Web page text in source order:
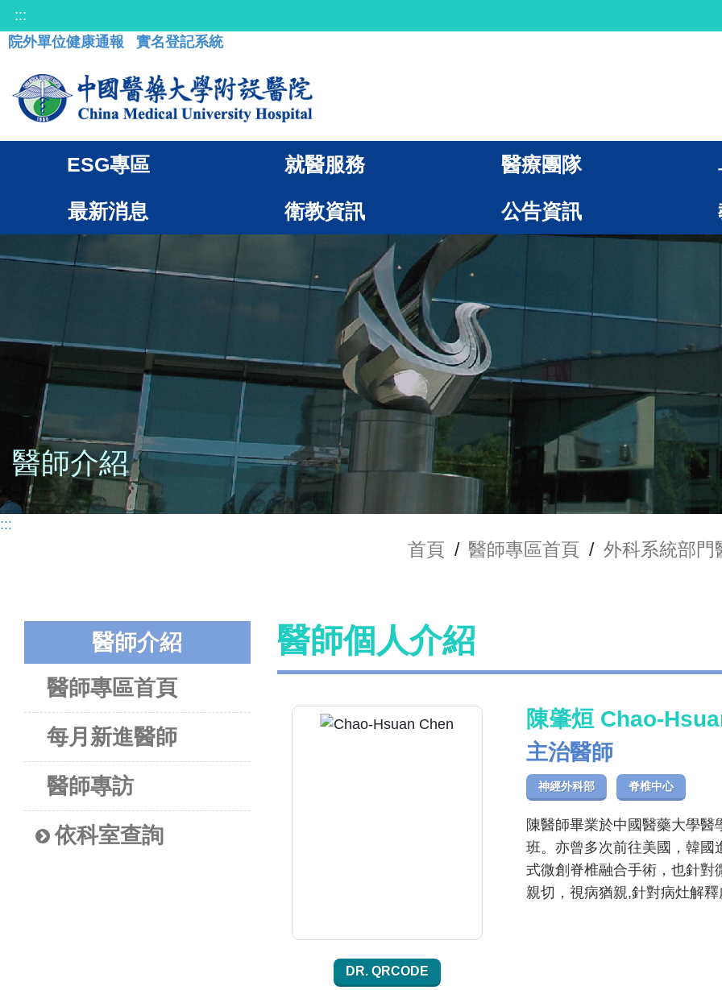
:::
院外單位健康通報
實名登記系統
ESG專區 就醫服務 醫療團隊
最新消息 衛教資訊 公告資訊
醫師介紹
:::
首頁 / 醫師專區首頁 / 外科系統部門
醫師介紹
醫師專區首頁
每月新進醫師
醫師專訪
依科室查詢
醫師個人介紹
DR. QRCODE
陳肇烜 Chao-
主治醫師
神經外科部 脊椎中心
陳醫師畢業於中國醫藥大學
班。亦曾多次前往美國，韓國
式微創脊椎融合手術，也針對
親切，視病猶親,針對病灶解